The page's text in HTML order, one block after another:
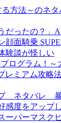
方法～のネ
ったの？
顔面騎乗
験談が怪しい
ログラム！
ミアム攻略
プ ネタバレ
感度をアッ
ーパーマスク